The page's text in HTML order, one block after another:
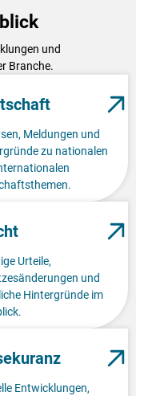
und
Branche.
Meldungen und
zu nationalen
Urteile,
und
Hintergründe im
Entwicklungen,